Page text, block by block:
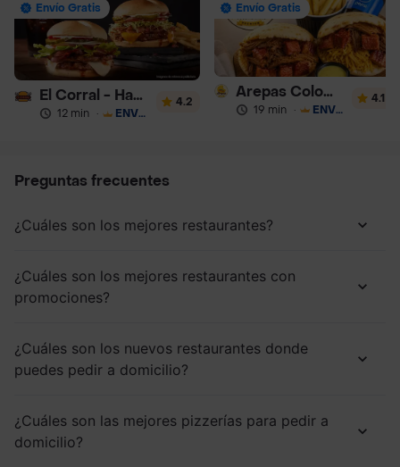
Envío Gratis
El Corral - Hamburguesa
12 min · ENVÍO GRATIS
4.2
Envío Gratis
Arepas Colombianas Premium
19 min · ENVÍO GRATIS
4.1
Preguntas frecuentes
¿Cuáles son los mejores restaurantes?
¿Cuáles son los mejores restaurantes con
promociones?
¿Cuáles son los nuevos restaurantes donde
puedes pedir a domicilio?
¿Cuáles son las mejores pizzerías para pedir a
domicilio?